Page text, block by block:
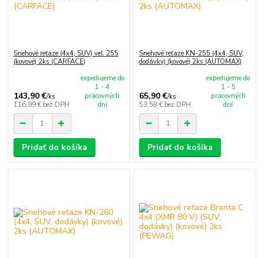
Snehové reťaze (4x4, SUV) veľ. 255
(kovové) 2ks (CARFACE)
143,90 €/ks
116,99 € bez DPH
expedujeme do
1 - 4
pracovných
dní
Pridať do košíka
Snehové reťaze KN-255 (4x4, SUV,
dodávky) (kovové) 2ks (AUTOMAX)
65,90 €/ks
53,58 € bez DPH
expedujeme do
1 - 5
pracovných
dní
Pridať do košíka